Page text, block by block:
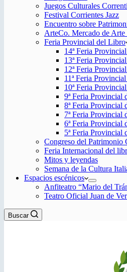
Juegos Culturales
Festival Corrientes Jazz
Encuentro sobre
ArteCo. Mercado de Arte
Feria Provincial del Libro
14ª Feria
13ª Feria
12ª Feria
11ª Feria
10ª Feria
9ª Feria Provincial
8ª Feria Provincial
7ª Feria Provincial
6ª Feria Provincial
5ª Feria Provincial
Congreso del Patrimonio
Feria Internacional del
Mitos y leyendas
Semana de la Cultura
Espacios escénicos
Anfiteatro “Mario del
Teatro Oficial Juan de
Buscar